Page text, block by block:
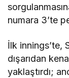
numara 3’te
İlk innings’te,
dışarıdan
yaklaştırdı;